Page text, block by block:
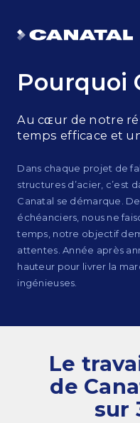
Pourquoi
Au cɶur de notre
temps efficace et
Dans chaque projet de
structures d’acier, c’est
Canatal se démarque.
échéanciers, nous ne
temps, notre objectif
attentes. Année après
hauteur pour livrer la
ingénieuses.
Le
de
sur